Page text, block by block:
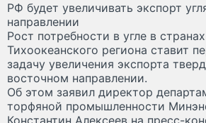
РФ будет увеличивать экспорт
направлении
Рост потребности в угле в
Тихоокеанского региона ставит
задачу увеличения экспорта
восточном направлении.
Об этом заявил директор
торфяной промышленности